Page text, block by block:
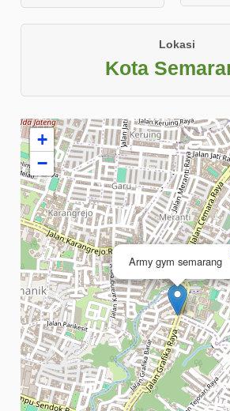
Lokasi
Kota
Army gym semarang
+
−